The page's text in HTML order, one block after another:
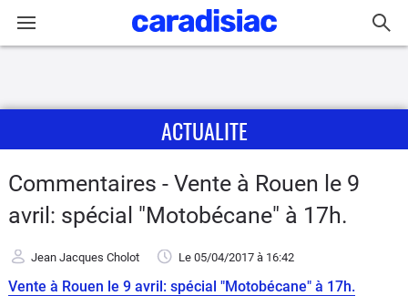
Actu
Essais
Equipement
ACTUALITE
Commentaires - Vente à Rouen le 9
avril: spécial "Motobécane" à 17h.
Jean Jacques Cholot Le 05/04/2017 à 16:42
Vente à Rouen le 9 avril: spécial "Motobécane" à 17h.